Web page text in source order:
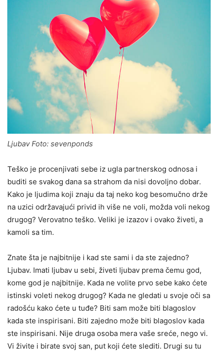
Ljubav Foto: sevenponds
Teško je procenjivati sebe iz ugla partnerskog odnosa i
buditi se svakog dana sa strahom da nisi dovoljno dobar.
Kako je ljudima koji znaju da taj neko kog besomučno drže
na uzici održavajući privid ih više ne voli, možda voli nekog
drugog? Verovatno teško. Veliki je izazov i ovako živeti, a
kamoli sa tim.
Znate šta je najbitnije i kad ste sami i da ste zajedno?
Ljubav. Imati ljubav u sebi, živeti ljubav prema čemu god,
kome god je najbitnije. Kada ne volite prvo sebe kako ćete
istinski voleti nekog drugog? Kada ne gledati u svoje oči sa
radošću kako ćete u tuđe? Biti sam može biti blagoslov
kada ste inspirisani. Biti zajedno može biti blagoslov kada
ste inspirisani. Nije druga osoba mera vaše sreće, nego vi.
Vi živite i birate svoj san, put koji ćete slediti. Drugi su tu